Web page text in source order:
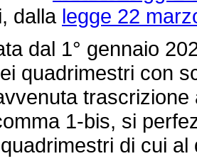
dalla legge 22
dal 1° gennaio
quadrimestri con
1-bis, si
di cui